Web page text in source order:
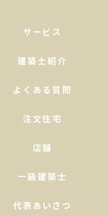
サービス
建築士紹介
よくある質問
注文住宅
店舗
一級建築士
代表あいさつ